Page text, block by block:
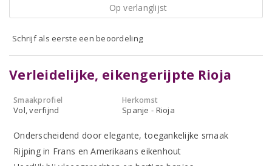
Op verlanglijst
Schrijf als eerste een beoordeling
Verleidelijke, eikengerijpte Rioja
Smaakprofiel
Vol, verfijnd
Herkomst
Spanje - Rioja
Onderscheidend door elegante, toegankelijke smaak
Rijping in Frans en Amerikaans eikenhout